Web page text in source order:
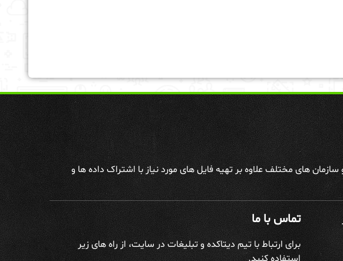
های مختلف علاوه بر تهیه فایل های مورد نیاز با اشتراک داده ها و
تماس با ما
برای ارتباط با تیم دیتاکده و تبلیغات در سایت، از راه های زیر